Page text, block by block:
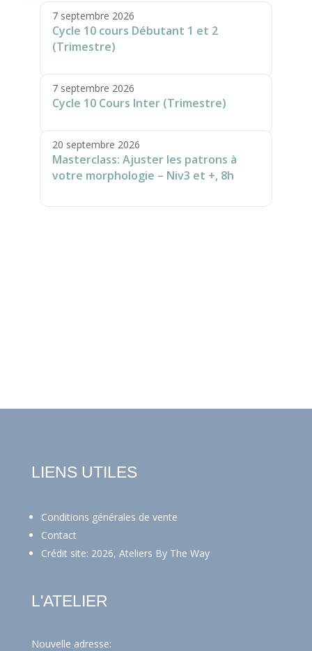
7 septembre 2026
Cycle 10 cours Débutant 1 et 2
(Trimestre)
7 septembre 2026
Cycle 10 Cours Inter (Trimestre)
20 septembre 2026
Masterclass: Ajuster les patrons à
votre morphologie – Niv3 et +, 8h
LIENS UTILES
Conditions générales de vente
Contact
Crédit site: 2026, Ateliers By The Way
L'ATELIER
Nouvelle adresse: